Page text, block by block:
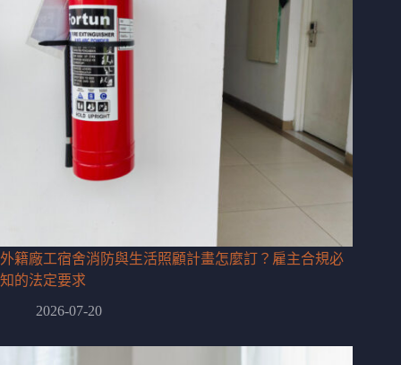
外籍廠工宿舍消防與生活照顧計畫怎麼訂？雇主合規必
知的法定要求
2026-07-20